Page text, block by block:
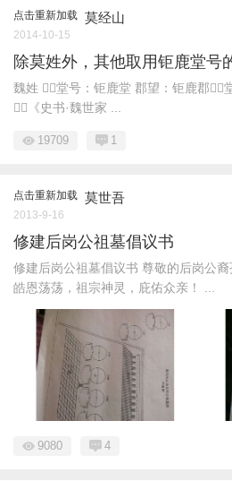
点击重新加载 莫经山
2014-10-15
除莫姓外，其他取用钜鹿堂号
魏姓 堂号：钜鹿堂 郡望：钜鹿郡
《史书·魏世家 ...
19709 1
点击重新加载 莫世吾
2013-9-16
修建后岗公祖墓倡议书
修建后岗公祖墓倡议书 尊敬的后岗公裔
皓恩荡荡，祖宗神灵，庇佑众亲！ ...
9080 4